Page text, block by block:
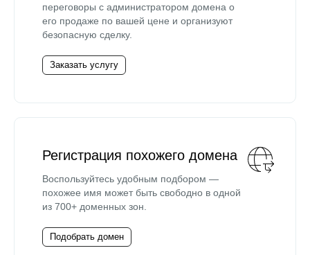
переговоры с администратором домена о
его продаже по вашей цене и организуют
безопасную сделку.
Заказать услугу
Регистрация похожего домена
Воспользуйтесь удобным подбором —
похожее имя может быть свободно в одной
из 700+ доменных зон.
Подобрать домен